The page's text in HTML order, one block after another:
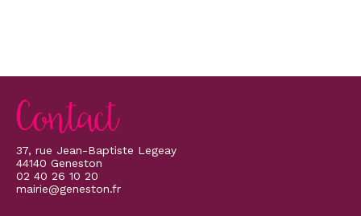
son avenir.
Contact
37, rue Jean-Baptiste Legeay
44140 Geneston
02 40 26 10 20
mairie@geneston.fr